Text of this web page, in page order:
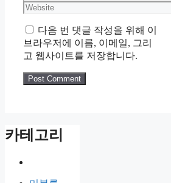
Website
다음 번 댓글 작성을 위해 이
브라우저에 이름, 이메일, 그리
고 웹사이트를 저장합니다.
카테고리